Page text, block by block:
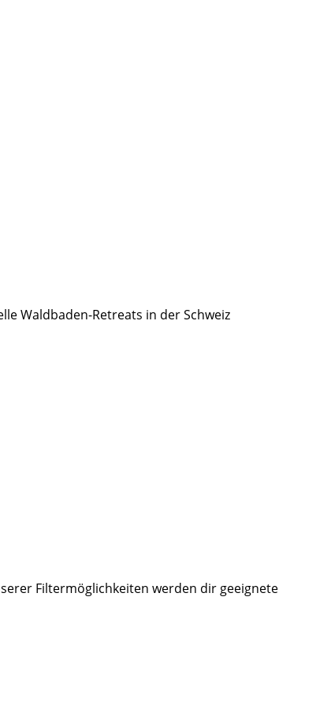
Filtermöglichkeiten werden dir geeignete